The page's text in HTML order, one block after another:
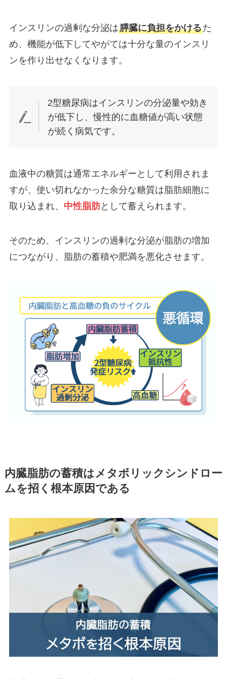
インスリンの過剰な分泌は膵臓に負担をかけるた
め、機能が低下してやがては十分な量のインスリ
ンを作り出せなくなります。
2型糖尿病はインスリンの分泌量や効き
が低下し、慢性的に血糖値が高い状態
が続く病気です。
血液中の糖質は通常エネルギーとして利用されま
すが、使い切れなかった余分な糖質は脂肪細胞に
取り込まれ、 中性脂肪として蓄えられます。
そのため、インスリンの過剰な分泌が脂肪の増加
につながり、脂肪の蓄積や肥満を悪化させます。
内臓脂肪の蓄積はメタボリックシンドロー
ムを招く根本原因である